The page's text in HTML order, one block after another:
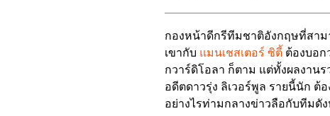
กองหน้าดีกรีทีมชาติอังกฤษที่สาม
เขากับ แมนเชสเตอร์ ซิตี้ ต้องบอ
กวาร์ดิโอลา ก็ตาม แต่ทั้งผลงาน
อดีตดาวรุ่ง ลิเวอร์พูล รายนี้นัก ต้
อย่างไรท่ามกลางข่าวลือกับทีมดั